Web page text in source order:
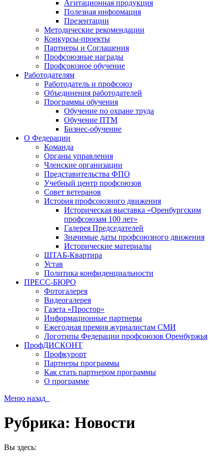
Агитационная продукция
Полезная информация
Презентации
Методические рекомендации
Конкурсы-проекты
Партнеры и Соглашения
Профсоюзные награды
Профсоюзное обучение
Работодателям
Работодатель и профсоюз
Объединения работодателей
Программы обучения
Обучение по охране труда
Обучение ПТМ
Бизнес-обучение
О Федерации
Команда
Органы управления
Членские организации
Представительства ФПО
Учебный центр профсоюзов
Совет ветеранов
История профсоюзного движения
Историческая выставка «Оренбургским
профсоюзам 100 лет»
Галерея Председателей
Значимые даты профсоюзного движения
Исторические материалы
ШТАБ-Квартира
Устав
Политика конфиденциальности
ПРЕСС-БЮРО
Фотогалерея
Видеогалерея
Газета «Простор»
Информационные партнеры
Ежегодная премия журналистам СМИ
Логотипы Федерации профсоюзов Оренбуржья
ПрофДИСКОНТ
Профкурорт
Партнеры программы
Как стать партнером программы
О программе
Меню назад
Рубрика: Новости
Вы здесь: